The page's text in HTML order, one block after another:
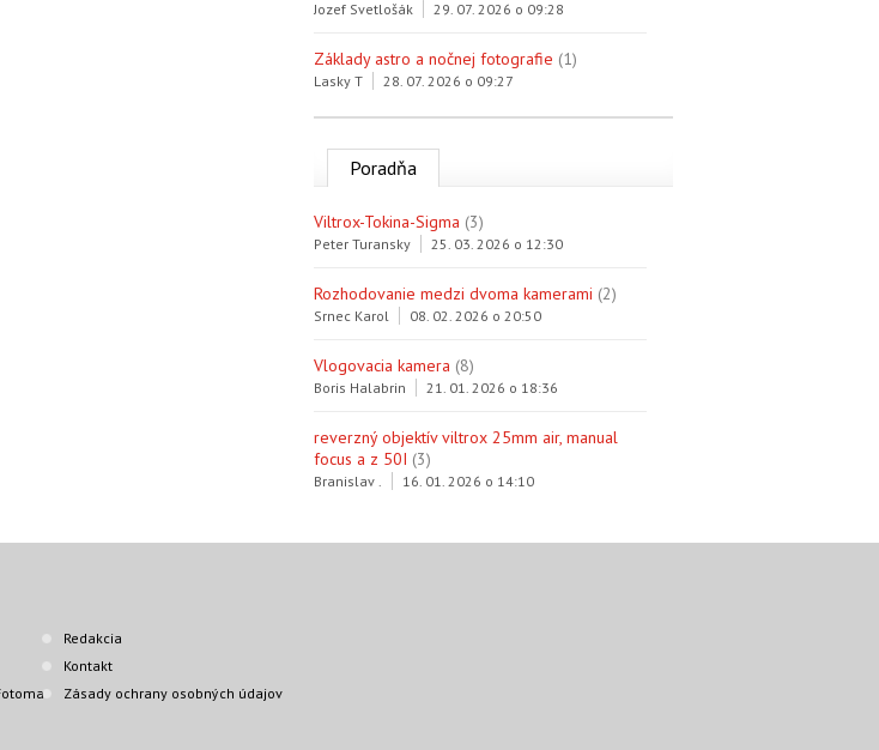
Jozef Svetlošák 29. 07. 2026 o 09:28
Základy astro a nočnej fotografie (1)
Lasky T 28. 07. 2026 o 09:27
Poradňa
Viltrox-Tokina-Sigma (3)
Peter Turansky 25. 03. 2026 o 12:30
Rozhodovanie medzi dvoma kamerami (2)
Srnec Karol 08. 02. 2026 o 20:50
Vlogovacia kamera (8)
Boris Halabrin 21. 01. 2026 o 18:36
reverzný objektív viltrox 25mm air, manual
focus a z 50I (3)
Branislav . 16. 01. 2026 o 14:10
Redakcia
Kontakt
Zásady ochrany osobných údajov